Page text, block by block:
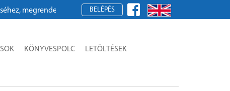
megrendeléshez kérjük, regisztráljon!
BELÉPÉS
KÖNYVESPOLC LETÖLTÉSEK